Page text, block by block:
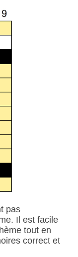
pas
Il est facile
tout en
correct et